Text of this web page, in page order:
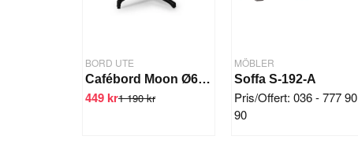
BORD UTE
Cafébord Moon Ø60 cm Svart
1 190 kr
449 kr
MÖBLER
Soffa S-192-A
Pris/Offert: 036 - 777 90
90